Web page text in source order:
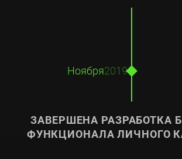
ЗАВЕРШЕНА РАЗРАБОТКА
ФУНКЦИОНАЛА ЛИЧНОГО
Ноября2019